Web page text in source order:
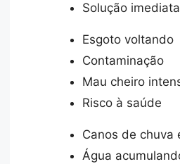
Solução imediata
Esgoto voltando
Contaminação
Mau cheiro
Risco à saúde
Canos de chuva
Água